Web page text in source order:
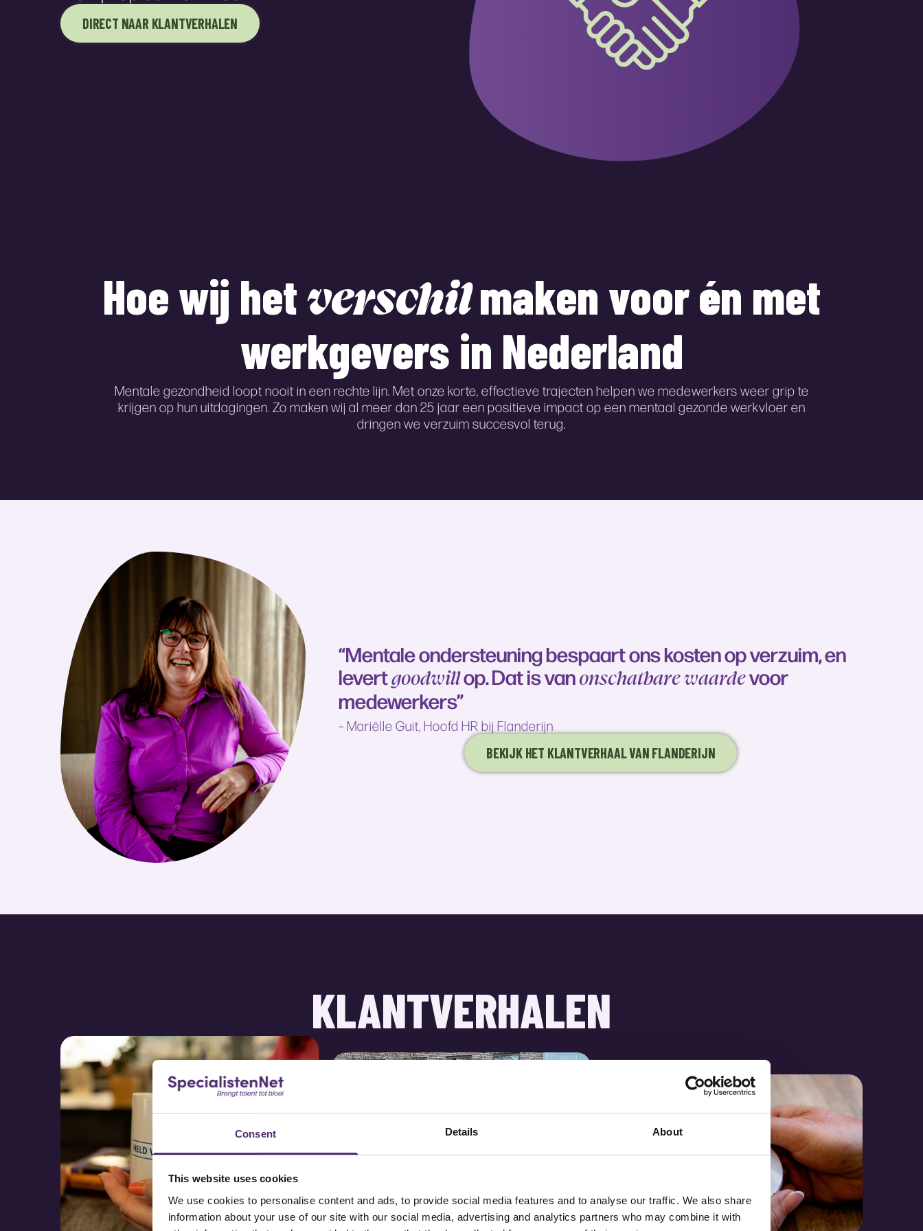
Consent Details About
This website uses cookies
We use cookies to personalise content and ads, to provide social media features and to analyse our traffic. We also share
information about your use of our site with our social media, advertising and analytics partners who may combine it with
DIRECT NAAR KLANTVERHALEN
Hoe wij hetverschilmaken voorén met
werkgevers in Nederland
Mentale gezondheid loopt nooit in een rechte lijn. Met onze korte, effectieve trajecten helpen we medewerkers weer grip te
krijgen op hun uitdagingen. Zo maken wij al meer dan 25 jaar een positieve impact op een mentaal gezonde werkvloer en
dringen we verzuim succesvol terug.
“Mentale ondersteuning bespaart ons kosten op verzuim, en
levertgoodwillop. Dat is vanonschatbare waardevoor
medewerkers”
– Mariëlle Guit, Hoofd HR bij Flanderijn
BEKIJK HET KLANTVERHAAL VAN FLANDERIJN
KLANTVERHALEN